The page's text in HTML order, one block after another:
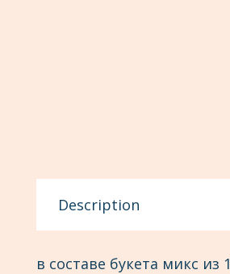
Description
в составе букета микс